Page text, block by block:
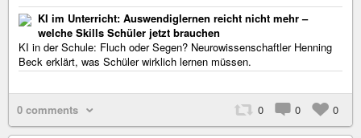
KI im Unterricht: Auswendiglernen reicht nicht mehr –
welche Skills Schüler jetzt brauchen
KI in der Schule: Fluch oder Segen? Neurowissenschaftler Henning
Beck erklärt, was Schüler wirklich lernen müssen.
0 comments 0 0 0